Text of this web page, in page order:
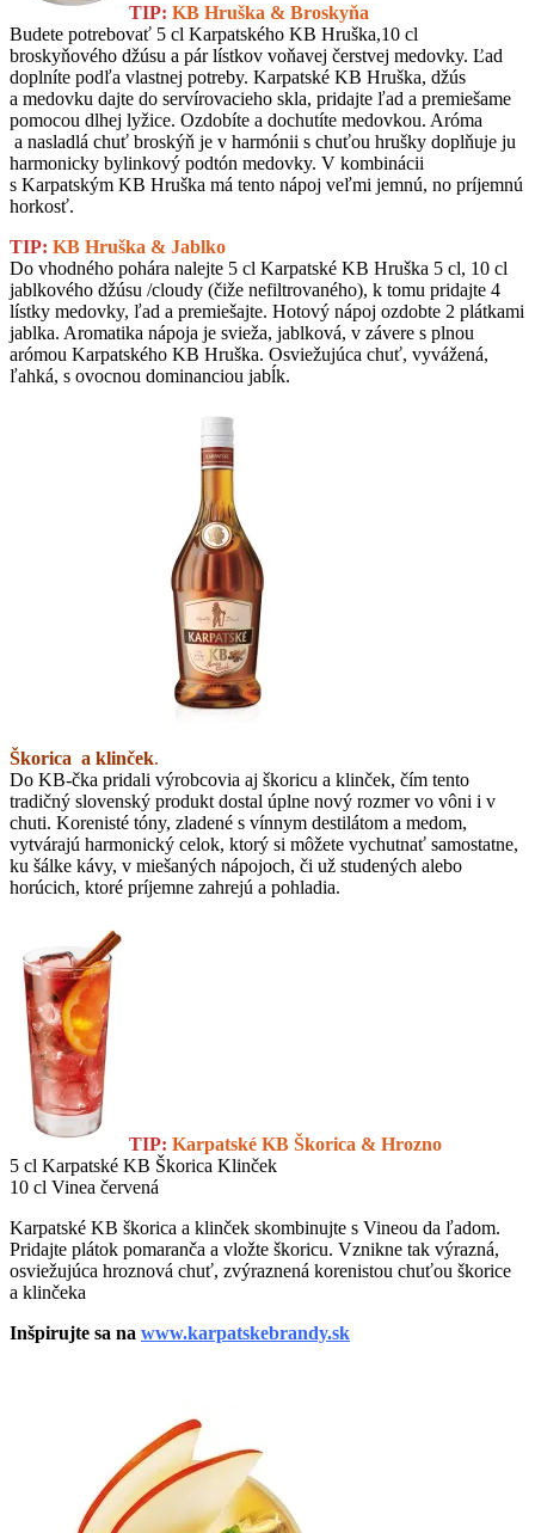
TIP: KB Hruška & Broskyňa
Budete potrebovať 5 cl Karpatského KB Hruška,10 cl
broskyňového džúsu a pár lístkov voňavej čerstvej medovky. Ľad
doplníte podľa vlastnej potreby. Karpatské KB Hruška, džús
a medovku dajte do servírovacieho skla, pridajte ľad a premiešame
pomocou dlhej lyžice. Ozdobíte a dochutíte medovkou. Aróma
a nasladlá chuť broskýň je v harmónii s chuťou hrušky doplňuje ju
harmonicky bylinkový podtón medovky. V kombinácii
s Karpatským KB Hruška má tento nápoj veľmi jemnú, no príjemnú
horkosť.
TIP: KB Hruška & Jablko
Do vhodného pohára nalejte 5 cl Karpatské KB Hruška 5 cl, 10 cl
jablkového džúsu /cloudy (čiže nefiltrovaného), k tomu pridajte 4
lístky medovky, ľad a premiešajte. Hotový nápoj ozdobte 2 plátkami
jablka. Aromatika nápoja je svieža, jablková, v závere s plnou
arómou Karpatského KB Hruška. Osviežujúca chuť, vyvážená,
ľahká, s ovocnou dominanciou jabĺk.
Škorica a klinček.
Do KB-čka pridali výrobcovia aj škoricu a klinček, čím tento
tradičný slovenský produkt dostal úplne nový rozmer vo vôni i v
chuti. Korenisté tóny, zladené s vínnym destilátom a medom,
vytvárajú harmonický celok, ktorý si môžete vychutnať samostatne,
ku šálke kávy, v miešaných nápojoch, či už studených alebo
horúcich, ktoré príjemne zahrejú a pohladia.
TIP: Karpatské KB Škorica & Hrozno
5 cl Karpatské KB Škorica Klinček
10 cl Vinea červená
Karpatské KB škorica a klinček skombinujte s Vineou da ľadom.
Pridajte plátok pomaranča a vložte škoricu. Vznikne tak výrazná,
osviežujúca hroznová chuť, zvýraznená korenistou chuťou škorice
a klinčeka
Inšpirujte sa na www.karpatskebrandy.sk